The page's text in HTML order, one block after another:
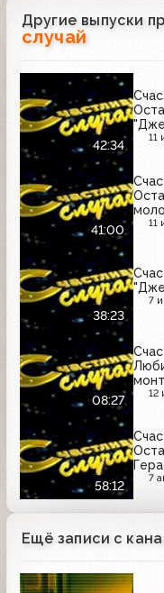
Другие выпуски
случай
42:34
11
41:00
11
38:23
7
08:27
12
58:12
7
Ещё записи с